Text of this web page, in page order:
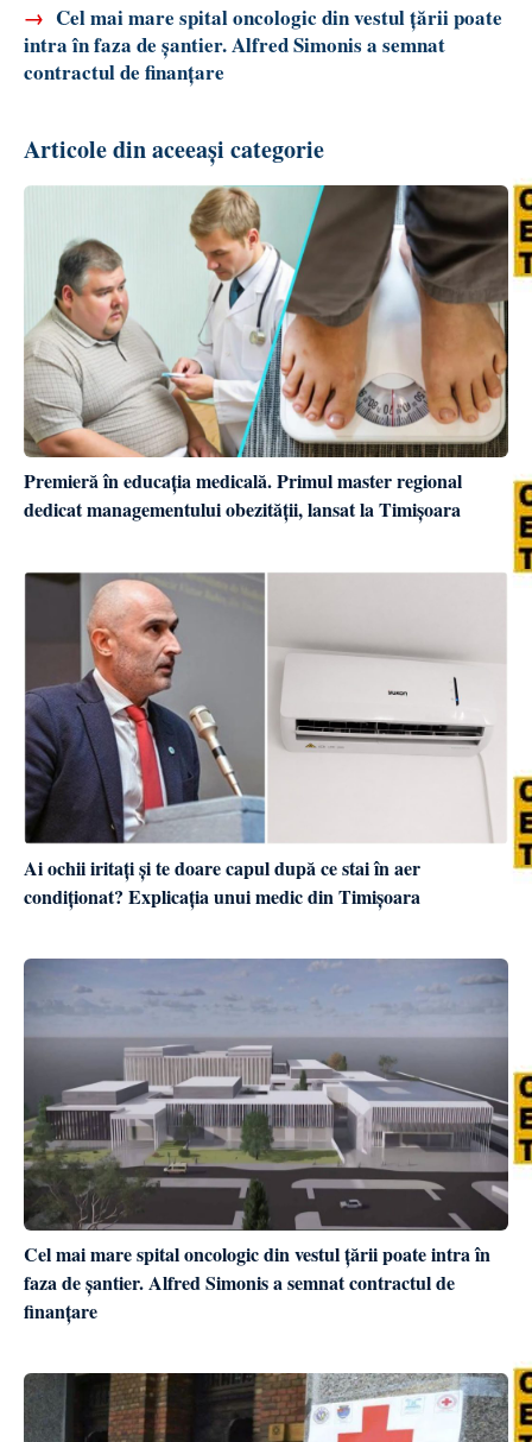
→ Cel mai mare spital oncologic din vestul țării poate
intra în faza de șantier. Alfred Simonis a semnat
contractul de finanțare
Articole din aceeași categorie
Premieră în educația medicală. Primul master regional
dedicat managementului obezității, lansat la Timișoara
Ai ochii iritați și te doare capul după ce stai în aer
condiționat? Explicația unui medic din Timișoara
Cel mai mare spital oncologic din vestul țării poate intra în
faza de șantier. Alfred Simonis a semnat contractul de
finanțare